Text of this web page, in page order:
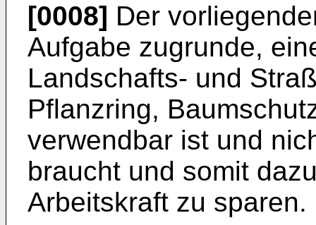
[0008] Der
Aufgabe zugrunde,
Landschafts- und
Pflanzring,
verwendbar ist und
braucht und somit
Arbeitskraft zu sparen.